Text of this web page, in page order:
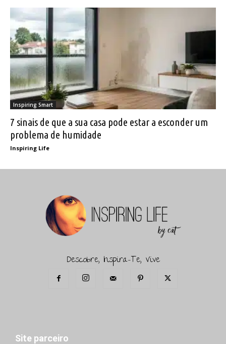
Inspiring Smart
7 sinais de que a sua casa pode estar a esconder um
problema de humidade
Inspiring Life
Descobre, Inspira-Te, Vive
Site parceiro